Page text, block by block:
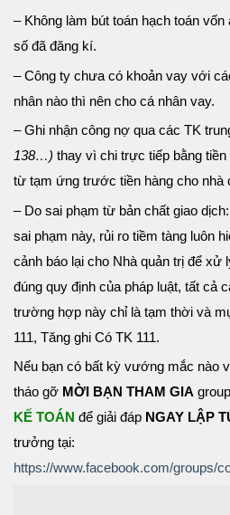
– Không làm bút toán hạch toán
số đã đăng kí.
– Công ty chưa có khoản vay với
nhân nào thì nên cho cá nhân vay.
– Ghi nhận công nợ qua các TK
138…) thay vì chi trực tiếp bằng
từ tạm ứng trước tiền hàng cho nhà
– Do sai phạm từ bản chất giao
sai phạm này, rủi ro tiềm tàng luôn
cảnh báo lại cho Nhà quản trị để xử
đúng quy định của pháp luật, tất cả
trường hợp này chỉ là tạm thời và
111, Tăng ghi Có TK 111.
Nếu bạn có bất kỳ vướng mắc nào
tháo gỡ MỜI BẠN THAM GIA
KẾ TOÁN để giải đáp NGAY LẬP
trưởng tại:
https://www.facebook.com/groups/